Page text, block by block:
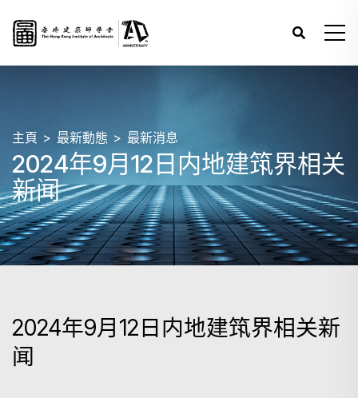
主頁 最新動態 最新消息
2024年9月12日内地建筑界相关
新闻
2024年9月12日内地建筑界相关新
闻